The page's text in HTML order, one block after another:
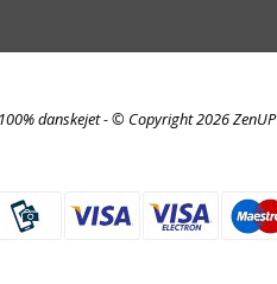
danskejet - © Copyright 2026 ZenUP